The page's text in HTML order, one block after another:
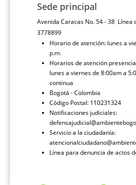
Sede principal
Avenida Caracas No. 54 - 38 Línea
3778899
Horario de atención: lunes a
p.m.
Horarios de atención
lunes a viernes de 8:00am a
continua
Bogotá - Colombia
Código Postal: 110231324
Notificaciones judiciales:
Servicio a la ciudadanía:
Línea para denuncia de actos